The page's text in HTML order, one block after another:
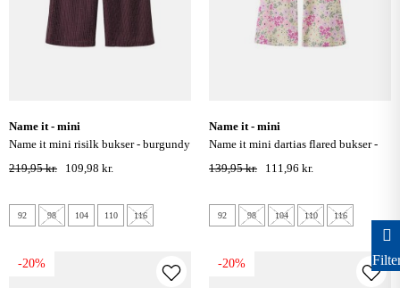
name it - mini
name it mini risilk bukser - burgundy
219,95 kr.
109,98 kr.
92 98 104 110 116
name it - mini
name it mini dartias flared bukser -
peyote melange
139,95 kr. 111,96 kr.
92 98 104 110 116
-20% -20%